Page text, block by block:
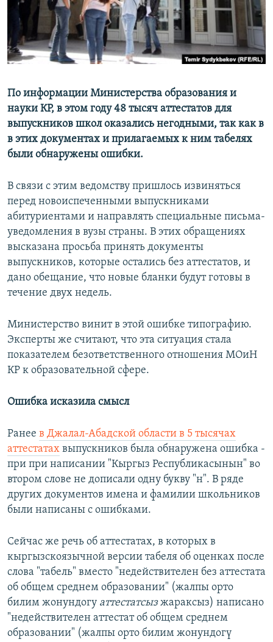
По информации Министерства образования и
науки КР, в этом году 48 тысяч аттестатов для
выпускников школ оказались негодными, так как в
в этих документах и прилагаемых к ним табелях
были обнаружены ошибки.
В связи с этим ведомству пришлось извиняться
перед новоиспеченными выпускниками
абитуриентами и направлять специальные письма-
уведомления в вузы страны. В этих обращениях
высказана просьба принять документы
выпускников, которые остались без аттестатов, и
дано обещание, что новые бланки будут готовы в
течение двух недель.
Министерство винит в этой ошибке типографию.
Эксперты же считают, что эта ситуация стала
показателем безответственного отношения МОиН
КР к образовательной сфере.
Ошибка исказила смысл
Ранее в Джалал-Абадской области в 5 тысячах
аттестатах выпускников была обнаружена ошибка -
при при написании "Кыргыз Республикасынын" во
втором слове не дописали одну букву "н". В ряде
других документов имена и фамилии школьников
были написаны с ошибками.
Сейчас же речь об аттестатах, в которых в
кыргызскоязычной версии табеля об оценках после
слова "табель" вместо "недействителен без аттестата
об общем среднем образовании" (жалпы орто
билим жонундогу аттестатсызжараксыз) написано
"недействителен аттестат об общем среднем
образовании" (жалпы орто билим жонундогү